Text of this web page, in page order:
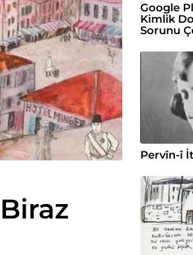
Google
Kimlik
Sorunu
Pervîn-î